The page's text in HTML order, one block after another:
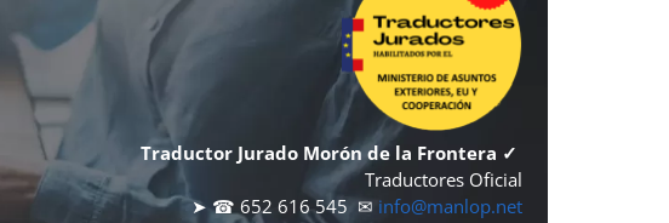
Traductor Jurado Morón de la Frontera ✓
Traductores Oficial
➤ ☎ 652 616 545 ✉ info@manlop.net